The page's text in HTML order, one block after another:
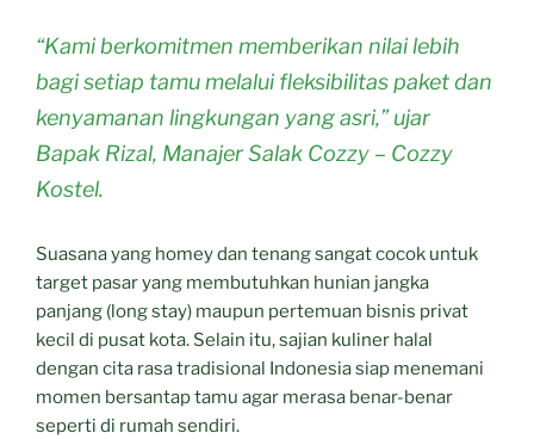
“Kami berkomitmen memberikan nilai lebih
bagi setiap tamu melalui fleksibilitas paket dan
kenyamanan lingkungan yang asri,” ujar
Bapak Rizal, Manajer Salak Cozzy – Cozzy
Kostel.
Suasana yang homey dan tenang sangat cocok untuk
target pasar yang membutuhkan hunian jangka
panjang (long stay) maupun pertemuan bisnis privat
kecil di pusat kota. Selain itu, sajian kuliner halal
dengan cita rasa tradisional Indonesia siap menemani
momen bersantap tamu agar merasa benar-benar
seperti di rumah sendiri.